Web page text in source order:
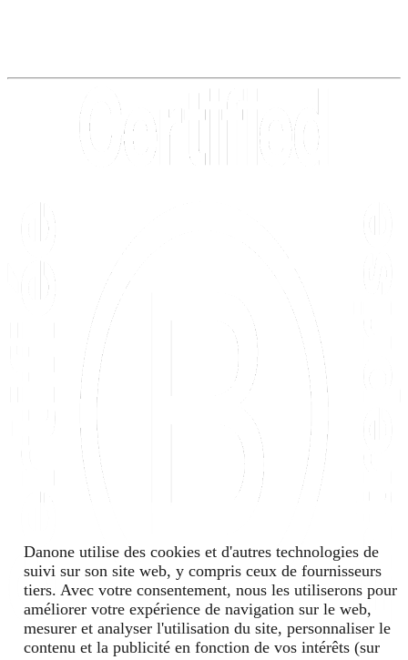
Danone utilise des cookies et d'autres technologies de
suivi sur son site web, y compris ceux de fournisseurs
tiers. Avec votre consentement, nous les utiliserons pour
améliorer votre expérience de navigation sur le web,
mesurer et analyser l'utilisation du site, personnaliser le
contenu et la publicité en fonction de vos intérêts (sur